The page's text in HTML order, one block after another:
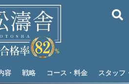
容 戦略 コース・料金 スタッフ